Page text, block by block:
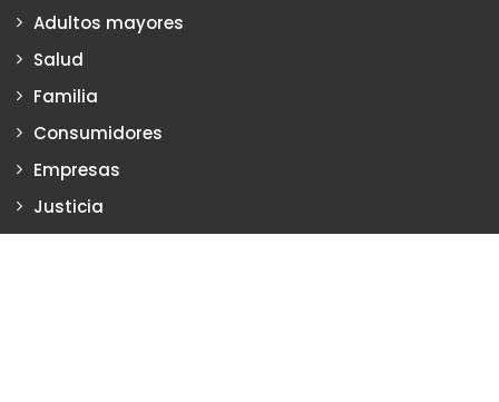
Adultos mayores
Salud
Familia
Consumidores
Empresas
Justicia